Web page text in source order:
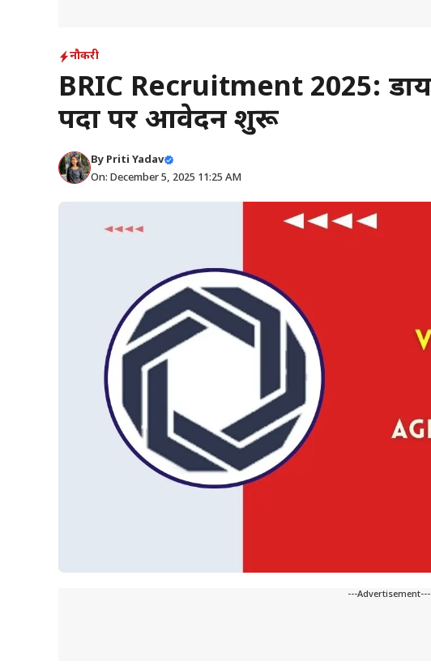
नौकरी
BRIC Recruitment 2025:
पदों पर आवेदन शुरू
By Priti Yadav
On: December 5, 2025 11:25 AM
---Advertisement---